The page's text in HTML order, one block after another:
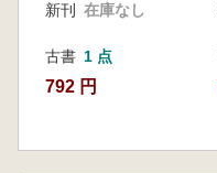
新刊 在庫なし
古書 1 点
792 円